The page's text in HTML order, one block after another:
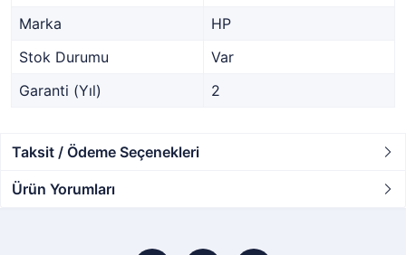
Marka
HP
Stok Durumu
Var
Garanti (Yıl)
2
Taksit / Ödeme Seçenekleri
Ürün Yorumları